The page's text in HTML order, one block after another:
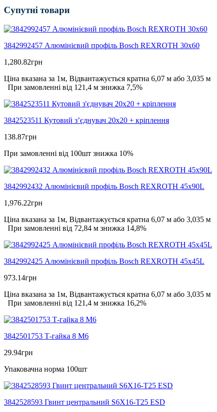
Супутні товари
3842992457 Алюмінієвий профіль Bosch REXROTH 30х60
1,280.82грн
Ціна вказана за 1м, Відвантажується кратна 6,07 м або 3,035 м
При замовленні від 121,4 м знижка 7,5%
3842523511 Кутовий з’єднувач 20х20 + кріплення
138.87грн
При замовленні від 100шт знижка 10%
3842992432 Алюмінієвий профіль Bosch REXROTH 45х90L
1,976.22грн
Ціна вказана за 1м, Відвантажується кратна 6,07 м або 3,035 м
При замовленні від 72,84 м знижка 14,8%
3842992425 Алюмінієвий профіль Bosch REXROTH 45х45L
973.14грн
Ціна вказана за 1м, Відвантажується кратна 6,07 м або 3,035 м
При замовленні від 121,4 м знижка 16,2%
3842501753 Т-гайка 8 М6
29.94грн
Упаковачна норма 100шт
3842528593 Гвинт центральний S6X16-T25 ESD